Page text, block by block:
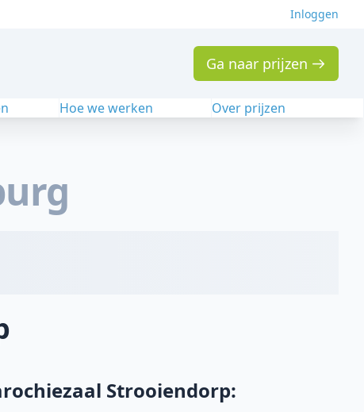
Inloggen
Ga naar prijzen
Hoe we werken Over prijzen
Strooiendorp: